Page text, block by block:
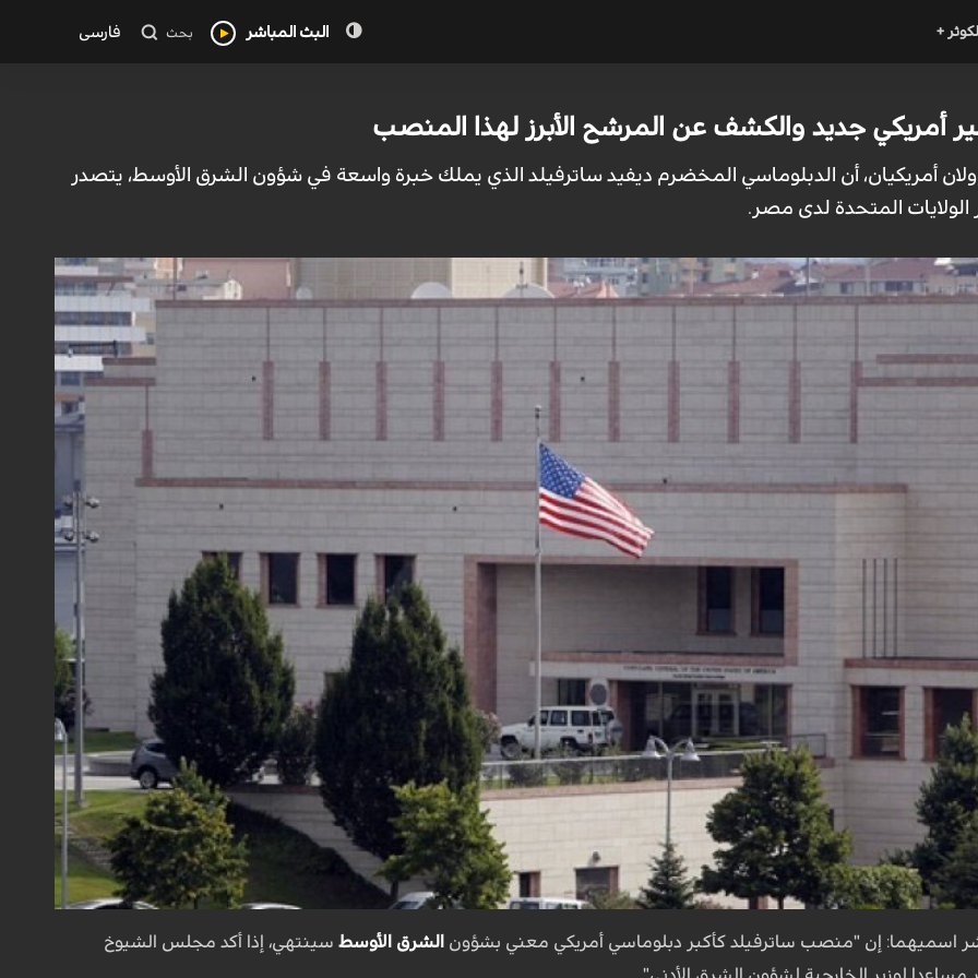
الكوثر + البث المباشر بحث فارسی
أمريكي جديد والكشف عن المرشح الأبرز لهذا المنصب
أمريكيان، أن الدبلوماسي المخضرم ديفيد ساترفيلد الذي يملك خبرة ‬واسعة في شؤون الشرق الأوسط، يتصدر
المتحدة لدى مصر.
اسميهما: إن "منصب ساترفيلد كأكبر دبلوماسي أمريكي معني بشؤون الشرق الأوسطسينتهي، إذا أكد مجلس الشيوخ